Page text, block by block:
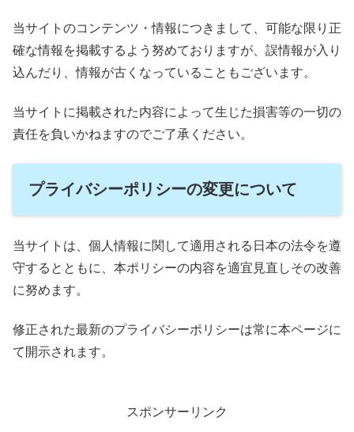
当サイトのコンテンツ・情報につきまして、可能な限り正
確な情報を掲載するよう努めておりますが、誤情報が入り
込んだり、情報が古くなっていることもございます。
当サイトに掲載された内容によって生じた損害等の一切の
責任を負いかねますのでご了承ください。
プライバシーポリシーの変更について
当サイトは、個人情報に関して適用される日本の法令を遵
守するとともに、本ポリシーの内容を適宜見直しその改善
に努めます。
修正された最新のプライバシーポリシーは常に本ページに
て開示されます。
スポンサーリンク